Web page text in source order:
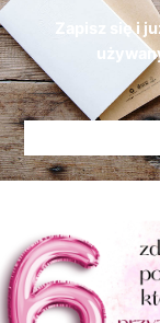
Zapisz się i